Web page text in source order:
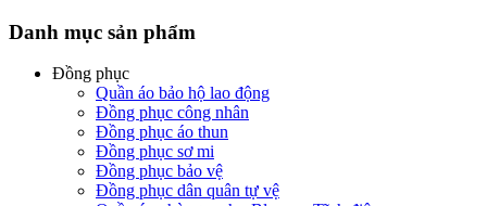
Danh mục sản phẩm
Đồng phục
Quần áo bảo hộ lao động
Đồng phục công nhân
Đồng phục áo thun
Đồng phục sơ mi
Đồng phục bảo vệ
Đồng phục dân quân tự vệ